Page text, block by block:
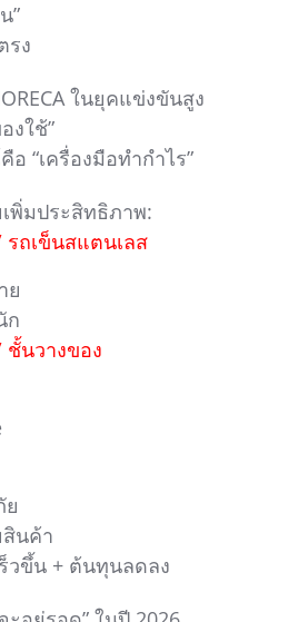
”
รง
ในยุคแข่งขันสูง
งใช้”
“เครื่องมือทำกำไร”
พิ่มประสิทธิภาพ:
รถเข็นสแตนเลส
ย
ก
ชั้นวางของ
ย
นค้า
วขึ้น + ต้นทุนลดลง